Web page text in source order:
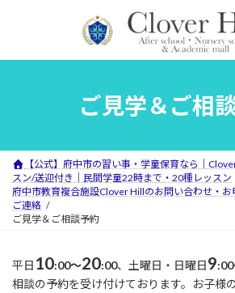
プ
動
ご見学＆ご相
【公式】府中市の習い事・学童保育なら｜
スン/送迎付き｜民間学童22時まで・20種レッスン
府中市教育複合施設Clover Hillのお問い合わせ・お
ご連絡
ご見学＆ご相談予約
平日 10:00～20:00、土曜日・日曜日9
相談の予約を受け付けております。お子様